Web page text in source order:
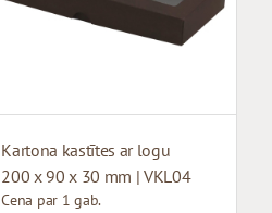
Kartona kastītes ar logu
200 x 90 x 30 mm | VKL04
Cena par 1 gab.